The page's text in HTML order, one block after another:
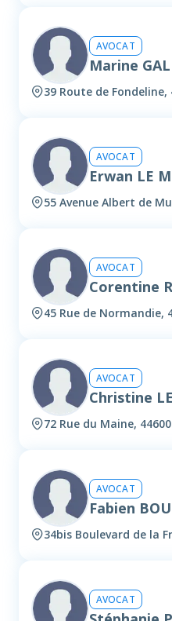
AVOCAT
Marine
39 Route de
AVOCAT
Erwan LE
55 Avenue Albert de
AVOCAT
Corentine
45 Rue de Normandie,
AVOCAT
Christine
72 Rue du Maine,
AVOCAT
Fabien
AVOCAT